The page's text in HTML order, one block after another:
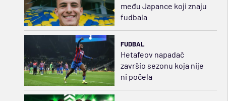
među Japance koji znaju
fudbala
FUDBAL
Hetafeov napadač
završio sezonu koja nije
ni počela